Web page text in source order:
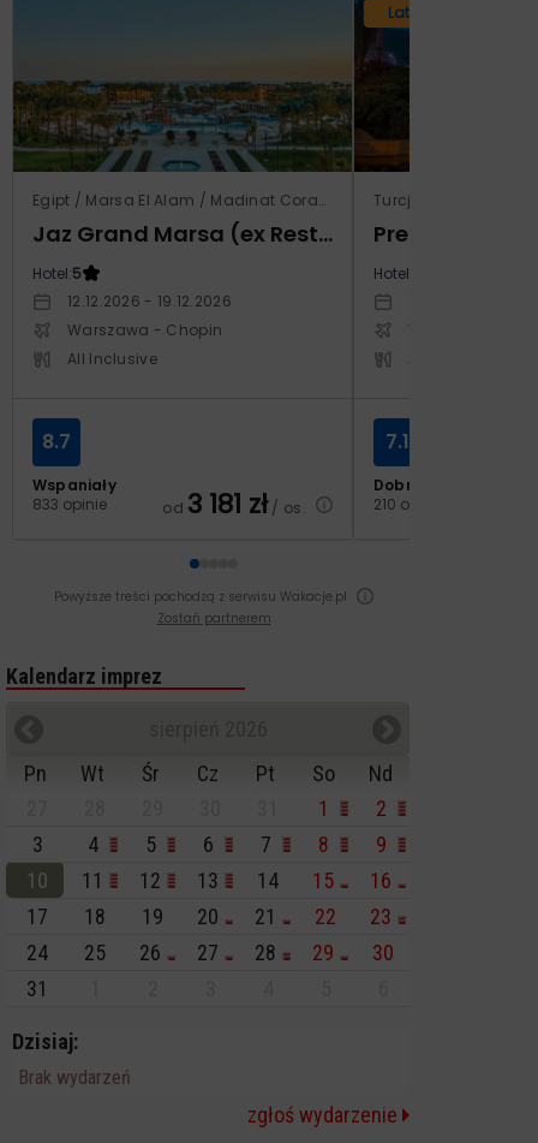
Egipt / Marsa El Alam / Madinat Coraya
Jaz Grand Marsa (ex Resta Grand Resort)
Hotel:5
12.12.2026 - 19.12.2026
Warszawa - Chopin
All Inclusive
Wspaniały
833 opinie
8.7
od 3 181 zł/ os.
Lato 2026
Turcja / Riwiera
Prestige
Hotel:
Warszawa -
Dobry
210 opinii
7.1
Powyższe treści pochodzą z serwisu Wakacje.pl
Zostań partnerem
Kalendarz imprez
Pn
Wt Śr Cz Pt So
Nd
1
2
3
4 5 6 7 8
9
10
11 12 13 14 15
16
17
18 19 20 21 22
23
24
25 26 27 28 29
30
31
Dzisiaj:
Brak wydarzeń
zgłoś wydarzenie